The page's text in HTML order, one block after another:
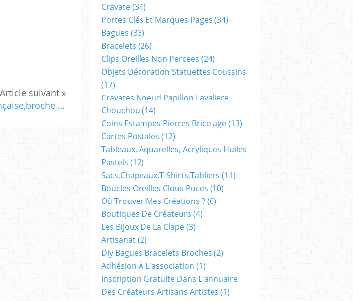
par artiste française,broche argente peinte,bordure ouvragée,art deco,fermoir epingle,mini tableau art nouveau,fleur rose blanc,abstrait fantastique boheme,bobo gothique contemporain
Cravate(34)
Portes Clés Et Marques Pages (34)
Bagues (33)
Bracelets (26)
Clips Oreilles Non Percees (24)
Objets Décoration Statuettes Coussins
(17)
Cravates Noeud Papillon Lavaliere
Chouchou (14)
Coins Estampes Pierres Bricolage(13)
Cartes Postales (12)
Tableaux, Aquarelles, Acryliques Huiles
Pastels (12)
Sacs,chapeaux,t-Shirts,tabliers (11)
Boucles Oreilles Clous Puces (10)
Où Trouver Mes Créations ?(6)
Boutiques De Créateurs (4)
Les Bijoux De La Clape(3)
Artisanat(2)
Diy Bagues Bracelets Broches (2)
Adhésion À L'association (1)
Inscription Gratuite Dans L'annuaire
Des Créateurs Artisans Artistes (1)